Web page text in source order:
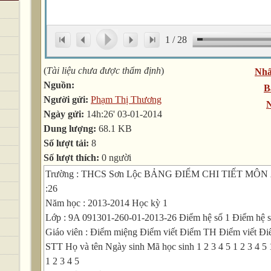
1 / 28
(Tài liệu chưa được thẩm định)
Nguồn:
Người gửi: Phạm Thị Thương
Ngày gửi: 14h:26' 03-01-2014
Dung lượng: 68.1 KB
Số lượt tải: 8
Số lượt thích: 0 người
Trường : THCS Sơn Lộc BẢNG ĐIỂM CHI TIẾT
:26
Năm học : 2013-2014 Học kỳ 1
Lớp : 9A 091301-260-01-2013-26 Điểm hệ số 1 Điểm hệ
Giáo viên : Điểm miệng Điểm viết Điểm TH Điểm viết
STT Họ và tên Ngày sinh Mã học sinh 1 2 3 4 5 1 2 3 4 5
1 2 3 4 5